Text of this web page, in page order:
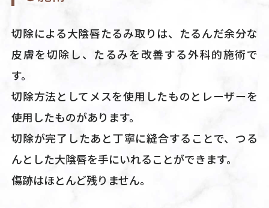
切除による大陰唇たるみ取りは、たるんだ余分な
皮膚を切除し、たるみを改善する外科的施術で
す。
切除方法としてメスを使用したものとレーザーを
使用したものがあります。
切除が完了したあと丁寧に縫合することで、つる
んとした大陰唇を手にいれることができます。
傷跡はほとんど残りません。